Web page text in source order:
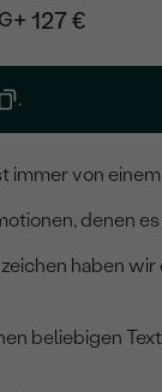
+ 127 €
.
immer von
denen
haben
beliebigen